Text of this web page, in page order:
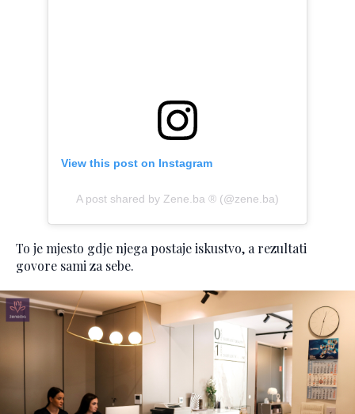
View this post on Instagram
A post shared by Zene.ba ®️ (@zene.ba)
To je mjesto gdje njega postaje iskustvo, a rezultati
govore sami za sebe.